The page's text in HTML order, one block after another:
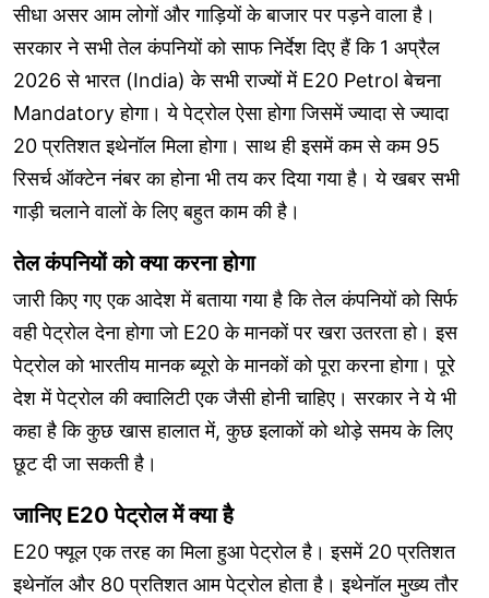
सीधा असर आम लोगों और गाड़ियों के बाजार पर पड़ने वाला है।
सरकार ने सभी तेल कंपनियों को साफ निर्देश दिए हैं कि 1 अप्रैल
2026 से भारत (India) के सभी राज्यों में E20 Petrol बेचना
Mandatory होगा। ये पेट्रोल ऐसा होगा जिसमें ज्यादा से ज्यादा
20 प्रतिशत इथेनॉल मिला होगा। साथ ही इसमें कम से कम 95
रिसर्च ऑक्टेन नंबर का होना भी तय कर दिया गया है। ये खबर सभी
गाड़ी चलाने वालों के लिए बहुत काम की है।
तेल कंपनियों को क्या करना होगा
जारी किए गए एक आदेश में बताया गया है कि तेल कंपनियों को सिर्फ
वही पेट्रोल देना होगा जो E20 के मानकों पर खरा उतरता हो। इस
पेट्रोल को भारतीय मानक ब्यूरो के मानकों को पूरा करना होगा। पूरे
देश में पेट्रोल की क्वालिटी एक जैसी होनी चाहिए। सरकार ने ये भी
कहा है कि कुछ खास हालात में, कुछ इलाकों को थोड़े समय के लिए
छूट दी जा सकती है।
जानिए E20 पेट्रोल में क्या है
E20 फ्यूल एक तरह का मिला हुआ पेट्रोल है। इसमें 20 प्रतिशत
इथेनॉल और 80 प्रतिशत आम पेट्रोल होता है। इथेनॉल मुख्य तौर